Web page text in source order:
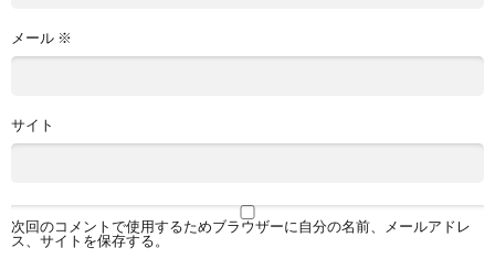
メール ※
サイト
次回のコメントで使用するためブラウザーに自分の名前、メールアドレ
ス、サイトを保存する。